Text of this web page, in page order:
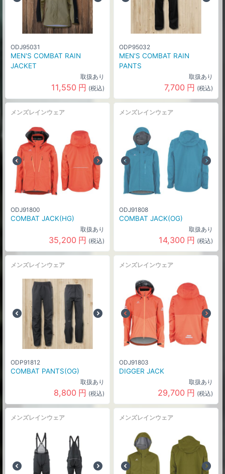
ODJ95031
MEN'S COMBAT RAIN
JACKET
取扱あり
11,550 円 (税込)
ODP95032
MEN'S COMBAT RAIN
PANTS
取扱あり
7,700 円 (税込)
メンズレインウェア
ODJ91800
COMBAT JACK(HG)
取扱あり
35,200 円 (税込)
メンズレインウェア
ODJ91808
COMBAT JACK(OG)
取扱あり
14,300 円 (税込)
メンズレインウェア
ODP91812
COMBAT PANTS(OG)
取扱あり
8,800 円 (税込)
メンズレインウェア
ODJ91803
DIGGER JACK
取扱あり
29,700 円 (税込)
メンズレインウェア メンズレインウェア